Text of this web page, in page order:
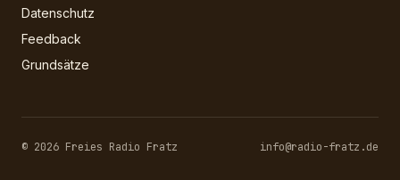
Datenschutz
Feedback
Grundsätze
© 2026 Freies Radio Fratz info@radio-fratz.de